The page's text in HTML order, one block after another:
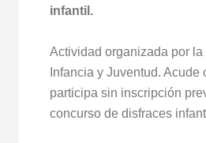
infantil.
Actividad organizada por
Infancia y Juventud. Acude
participa sin inscripción
concurso de disfraces